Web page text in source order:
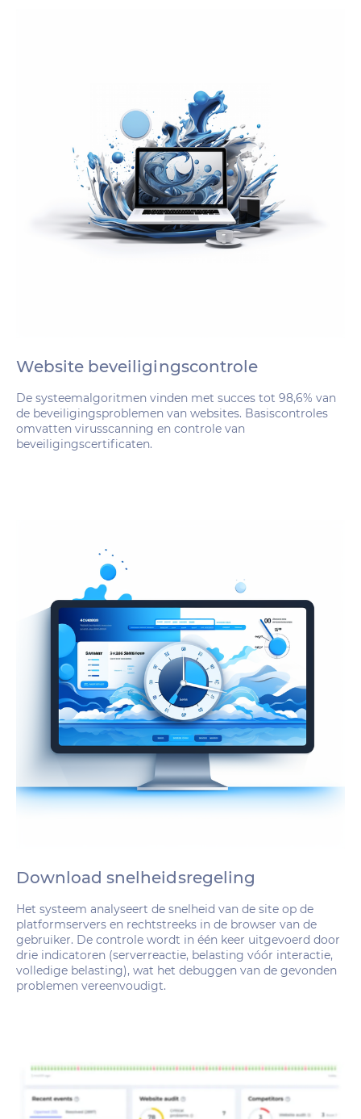
Website beveiligingscontrole
De systeemalgoritmen vinden met succes tot 98,6% van
de beveiligingsproblemen van websites. Basiscontroles
omvatten virusscanning en controle van
beveiligingscertificaten.
Download snelheidsregeling
Het systeem analyseert de snelheid van de site op de
platformservers en rechtstreeks in de browser van de
gebruiker. De controle wordt in één keer uitgevoerd door
drie indicatoren (serverreactie, belasting vóór interactie,
volledige belasting), wat het debuggen van de gevonden
problemen vereenvoudigt.